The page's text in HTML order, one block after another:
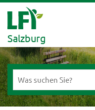
Salzburg